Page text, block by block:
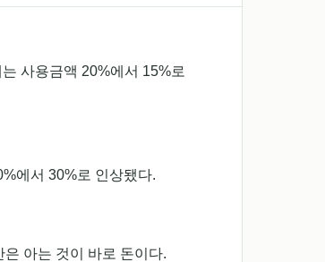
사용금액 20%에서 15%로
에서 30%로 인상됐다.
아는 것이 바로 돈이다.